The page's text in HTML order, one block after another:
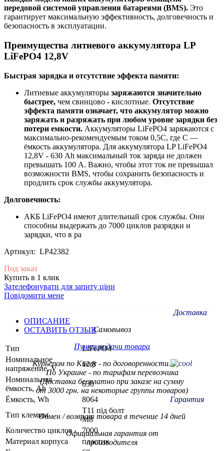
передовой системой управления батареями (BMS). Это
гарантирует максимальную эффективность, долговечность и
безопасность в эксплуатации.
Преимущества литиевого аккумулятора LP
LiFePO4 12,8V
Быстрая зарядка и отсутствие эффекта памяти:
Литиевые аккумуляторы заряжаются значительно
быстрее, чем свинцово - кислотные. Отсутствие
эффекта памяти означает, что аккумулятор можно
заряжать и разряжать при любом уровне зарядки без
потери емкости. Аккумуляторы LiFePO4 заряжаются с
максимально-рекомендуемым током 0,5С, где С —
ёмкость аккумулятора. Для аккумулятора LP LiFePO4
12,8V - 630 Ah максимальный ток заряда не должен
превышать 100 А. Важно, чтобы этот ток не превышал
возможности BMS, чтобы сохранить безопасность и
продлить срок службы аккумулятора.
Долговечность:
АКБ LiFePO4 имеют длительный срок службы. Они
способны выдержать до 7000 циклов разрядки и
зарядки, что в ра
Артикул: LP42382
Под заказ
Купить в 1 клик
Зателефонувати для запиту ціни
Повідомити мене
Доставка
Самовывоз
Пункт видачи товара
Курьером по Киеву - по договоренности.
По Украине - по тарифам перевозчика
(Доставка бесплатно при заказе на сумму
от 3000 грн. на некоторые группы товаров)
Гарантия
Обмен / возврат товара в течение 14 дней
Официальная гарантия от
производителя
ОПИСАНИЕ
ОСТАВИТЬ ОТЗЫВ
Тип
LiFePO4
Номинальное
напряжение, V
12,8
Номинальная
ёмкость, Ah
630
Ёмкость, Wh
8064
Тип клеммы
T11 під болт
М8
Количество циклов
7000
Материал корпуса
пластик